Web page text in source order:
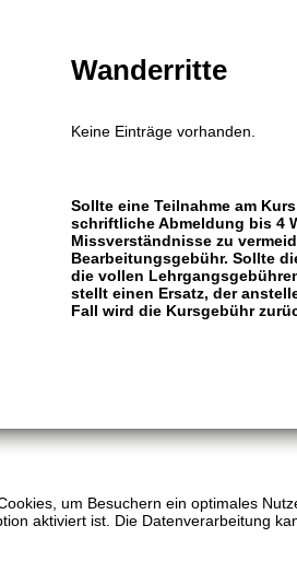
Wanderritte
Keine Einträge vorhanden.
Sollte eine Teilnahme am
schriftliche Abmeldung bis 4
Missverständnisse zu
Bearbeitungsgebühr. Sollte
die vollen
stellt einen Ersatz, der
Fall wird die Kursgebühr
um Besuchern ein optimales
aktiviert ist. Die Datenverarbeitung